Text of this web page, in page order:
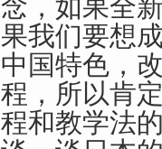
念，如果全
果我们要想
中国特色，
程，所以肯
程和教学法